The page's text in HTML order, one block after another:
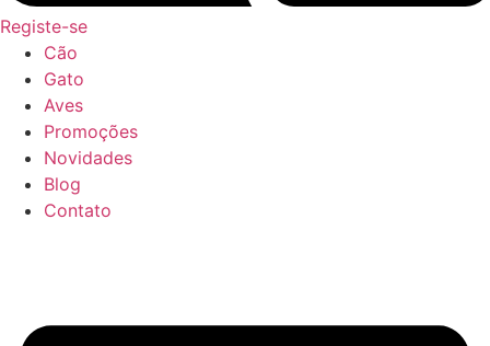
Registe-se
Cão
Gato
Aves
Promoções
Novidades
Blog
Contato